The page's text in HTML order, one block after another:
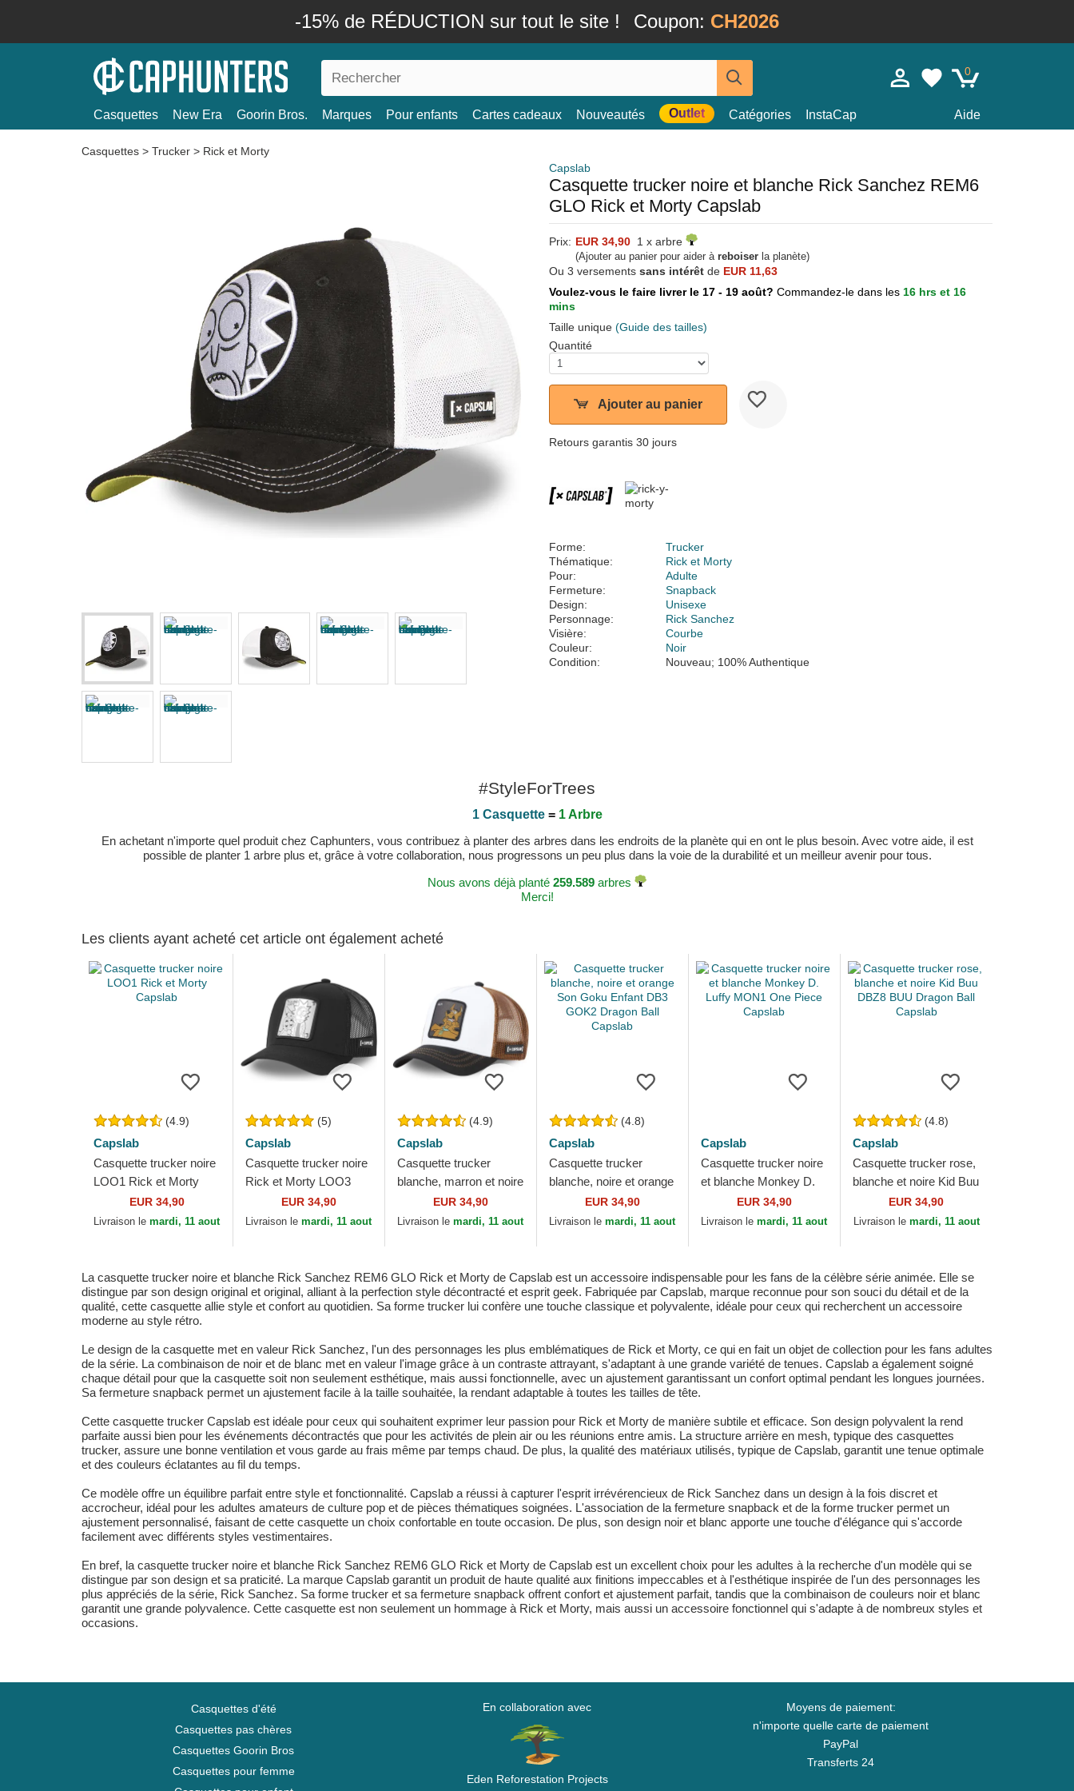
-15% de RÉDUCTION sur tout le site ! Coupon: CH2026
0
Casquettes New Era Goorin Bros. Marques Pour enfants Cartes cadeaux Nouveautés Outlet Catégories InstaCap Aide
Casquettes > Trucker > Rick et Morty
Capslab
Casquette trucker noire et blanche Rick Sanchez REM6
GLO Rick et Morty Capslab
Prix: EUR 34,90 1 x arbre
(Ajouter au panier pour aider à reboiser la planète)
Ou 3 versements sans intérêt de EUR 11,63
Voulez-vous le faire livrer le 17 - 19 août? Commandez-le dans les 16 hrs et 16
mins
Taille unique (Guide des tailles)
Quantité
Ajouter au panier
Retours garantis 30 jours
Forme:
Trucker
Thématique:
Rick et Morty
Pour:
Adulte
Fermeture:
Snapback
Design:
Unisexe
Personnage:
Rick Sanchez
Visière:
Courbe
Couleur:
Noir
Condition:
Nouveau; 100% Authentique
#StyleForTrees
1 Casquette= 1 Arbre
En achetant n'importe quel produit chez Caphunters, vous contribuez à planter des arbres dans les endroits de la planète qui en ont le plus besoin. Avec votre aide, il est
possible de planter 1 arbre plus et, grâce à votre collaboration, nous progressons un peu plus dans la voie de la durabilité et un meilleur avenir pour tous.
Nous avons déjà planté 259.589 arbres
Merci!
Les clients ayant acheté cet article ont également acheté
(4.9)
Capslab
Casquette trucker noire
LOO1 Rick et Morty
CapslabEUR 34,90
Livraison lemardi, 11 aout
(5)
Capslab
Casquette trucker noire
Rick et Morty LOO3
CapslabEUR 34,90
Livraison lemardi, 11 aout
(4.9)
Capslab
Casquette trucker
blanche, marron et noire
Scooby-Doo Help! REL
Scooby-Doo Capslab
EUR 34,90
Livraison lemardi, 11 aout
(4.8)
Capslab
Casquette trucker
blanche, noire et orange
Son Goku Enfant DB3
GOK2 Dragon Ball
EUR 34,90
Livraison lemardi, 11 aout
Capslab
Casquette trucker noire
et blanche Monkey D.
Luffy MON1 One Piece
Capslab
EUR 34,90
Livraison lemardi, 11 aout
(4.8)
Capslab
Casquette trucker rose,
blanche et noire Kid Buu
DBZ8 BUU Dragon Ball
Capslab
EUR 34,90
Livraison le mardi, 11 aout
La casquette trucker noire et blanche Rick Sanchez REM6 GLO Rick et Morty de Capslab est un accessoire indispensable pour les fans de la célèbre série animée. Elle se
distingue par son design original et original, alliant à la perfection style décontracté et esprit geek. Fabriquée par Capslab, marque reconnue pour son souci du détail et de la
qualité, cette casquette allie style et confort au quotidien. Sa forme trucker lui confère une touche classique et polyvalente, idéale pour ceux qui recherchent un accessoire
moderne au style rétro.
Le design de la casquette met en valeur Rick Sanchez, l'un des personnages les plus emblématiques de Rick et Morty, ce qui en fait un objet de collection pour les fans adultes
de la série. La combinaison de noir et de blanc met en valeur l'image grâce à un contraste attrayant, s'adaptant à une grande variété de tenues. Capslab a également soigné
chaque détail pour que la casquette soit non seulement esthétique, mais aussi fonctionnelle, avec un ajustement garantissant un confort optimal pendant les longues journées.
Sa fermeture snapback permet un ajustement facile à la taille souhaitée, la rendant adaptable à toutes les tailles de tête.
Cette casquette trucker Capslab est idéale pour ceux qui souhaitent exprimer leur passion pour Rick et Morty de manière subtile et efficace. Son design polyvalent la rend
parfaite aussi bien pour les événements décontractés que pour les activités de plein air ou les réunions entre amis. La structure arrière en mesh, typique des casquettes
trucker, assure une bonne ventilation et vous garde au frais même par temps chaud. De plus, la qualité des matériaux utilisés, typique de Capslab, garantit une tenue optimale
et des couleurs éclatantes au fil du temps.
Ce modèle offre un équilibre parfait entre style et fonctionnalité. Capslab a réussi à capturer l'esprit irrévérencieux de Rick Sanchez dans un design à la fois discret et
accrocheur, idéal pour les adultes amateurs de culture pop et de pièces thématiques soignées. L'association de la fermeture snapback et de la forme trucker permet un
ajustement personnalisé, faisant de cette casquette un choix confortable en toute occasion. De plus, son design noir et blanc apporte une touche d'élégance qui s'accorde
facilement avec différents styles vestimentaires.
En bref, la casquette trucker noire et blanche Rick Sanchez REM6 GLO Rick et Morty de Capslab est un excellent choix pour les adultes à la recherche d'un modèle qui se
distingue par son design et sa praticité. La marque Capslab garantit un produit de haute qualité aux finitions impeccables et à l'esthétique inspirée de l'un des personnages les
plus appréciés de la série, Rick Sanchez. Sa forme trucker et sa fermeture snapback offrent confort et ajustement parfait, tandis que la combinaison de couleurs noir et blanc
garantit une grande polyvalence. Cette casquette est non seulement un hommage à Rick et Morty, mais aussi un accessoire fonctionnel qui s'adapte à de nombreux styles et
occasions.
Casquettes d'été
Casquettes pas chères
Casquettes Goorin Bros
Casquettes pour femme
En collaboration avec
Eden Reforestation Projects
Moyens de paiement:
n'importe quelle carte de paiement
PayPal
Transferts 24